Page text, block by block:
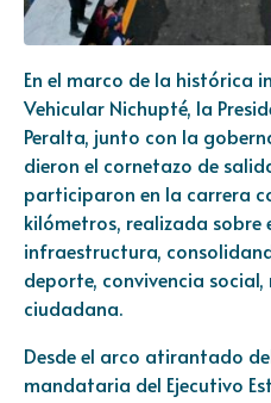
En el marco de la histórica
Vehicular Nichupté, la
Peralta, junto con la
dieron el cornetazo de
participaron en la carrera
kilómetros, realizada
infraestructura,
deporte, convivencia
ciudadana.
Desde el arco atirantado
mandataria del Ejecutivo